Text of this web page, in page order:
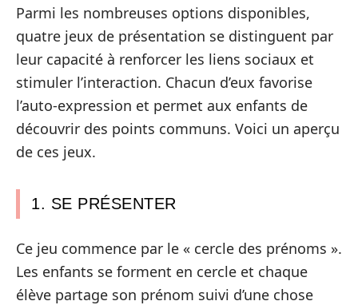
Parmi les nombreuses options disponibles,
quatre jeux de présentation se distinguent par
leur capacité à renforcer les liens sociaux et
stimuler l’interaction. Chacun d’eux favorise
l’auto-expression et permet aux enfants de
découvrir des points communs. Voici un aperçu
de ces jeux.
1. SE PRÉSENTER
Ce jeu commence par le « cercle des prénoms ».
Les enfants se forment en cercle et chaque
élève partage son prénom suivi d’une chose